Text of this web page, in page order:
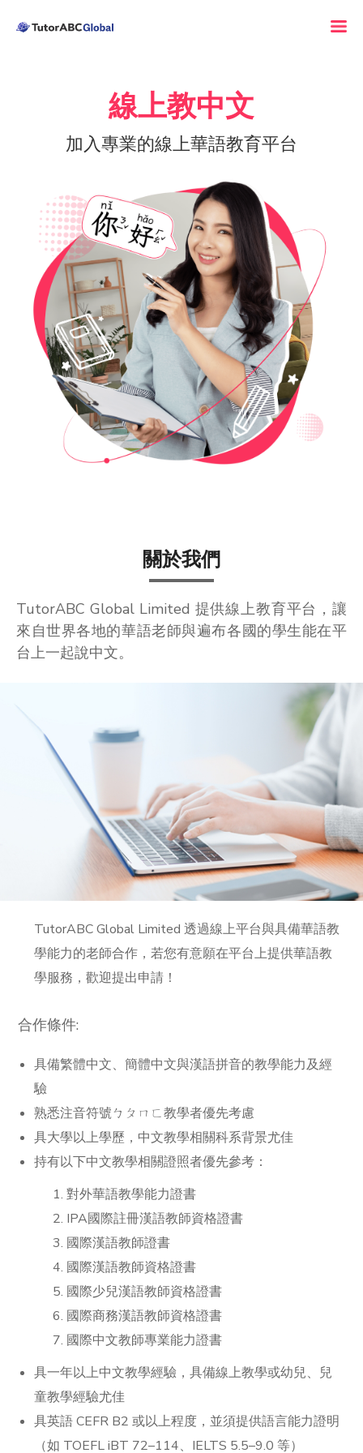
線上教中文
加入專業的線上華語教育平台
關於我們
TutorABC Global Limited 提供線上教育平台，讓
來自世界各地的華語老師與遍布各國的學生能在平
台上一起說中文。
TutorABC Global Limited 透過線上平台與具備華語教
學能力的老師合作，若您有意願在平台上提供華語教
學服務，歡迎提出申請！
合作條件:
具備繁體中文、簡體中文與漢語拼音的教學能力及經
驗
熟悉注音符號ㄅㄆㄇㄈ教學者優先考慮
具大學以上學歷，中文教學相關科系背景尤佳
持有以下中文教學相關證照者優先參考：
對外華語教學能力證書
IPA國際註冊漢語教師資格證書
國際漢語教師證書
國際漢語教師資格證書
國際少兒漢語教師資格證書
國際商務漢語教師資格證書
國際中文教師專業能力證書
具一年以上中文教學經驗，具備線上教學或幼兒、兒
童教學經驗尤佳
具英語 CEFR B2 或以上程度，並須提供語言能力證明
（如 TOEFL iBT 72–114、IELTS 5.5–9.0 等）